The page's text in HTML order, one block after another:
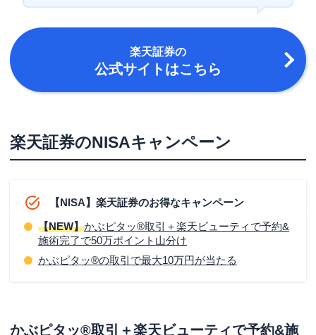
楽天証券の
公式サイトはこちら
楽天証券のNISAキャンペーン
【NISA】楽天証券のお得なキャンペーン
【NEW】かぶピタッ®取引＋楽天ビューティで予約&
施術完了で50万ポイント山分け
かぶピタッ®の取引で最大10万円が当たる
かぶピタッ®取引＋楽天ビューティで予約&施